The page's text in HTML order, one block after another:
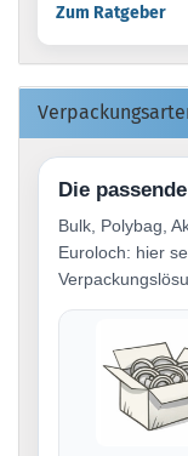
Zum Ratgeber
Die
Bulk, Polybag,
Euroloch: hier